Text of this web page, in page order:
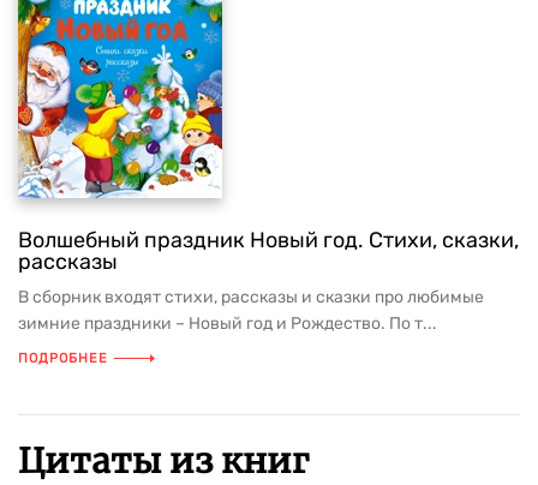
Волшебный праздник Новый год. Стихи, сказки,
рассказы
В сборник входят стихи, рассказы и сказки про любимые
зимние праздники – Новый год и Рождество. По т...
ПОДРОБНЕЕ
Цитаты из книг